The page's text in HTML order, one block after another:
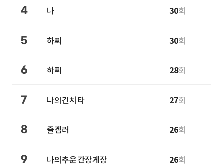
4 나 30회
5 하찌 30회
6 하찌 28회
7 나의긴치타 27회
8 즐겜러 26회
9 나의추운간장게장 26회